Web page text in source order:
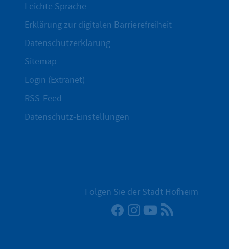
Leichte Sprache
Erklärung zur digitalen Barrierefreiheit
Datenschutzerklärung
Sitemap
Login (Extranet)
RSS-Feed
Datenschutz-Einstellungen
Folgen Sie der Stadt Hofheim
Facebook
Instagram
YouTube